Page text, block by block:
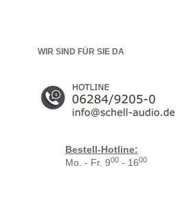
WIR SIND FÜR SIE DA
Bestell-Hotline:
Mo. - Fr. 900 - 1600